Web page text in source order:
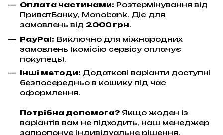
Оплата частинами: Розтермінування від
ПриватБанку, Monobank. Діє для
замовлень від 2000 грн.
PayPal: Виключно для міжнародних
замовлень (комісію сервісу оплачує
покупець).
Інші методи: Додаткові варіанти доступні
безпосередньо в кошику під час
оформлення.
Потрібна допомога? Якщо жоден із
варіантів вам не підходить, наш менеджер
запропонує індивідуальне рішення.